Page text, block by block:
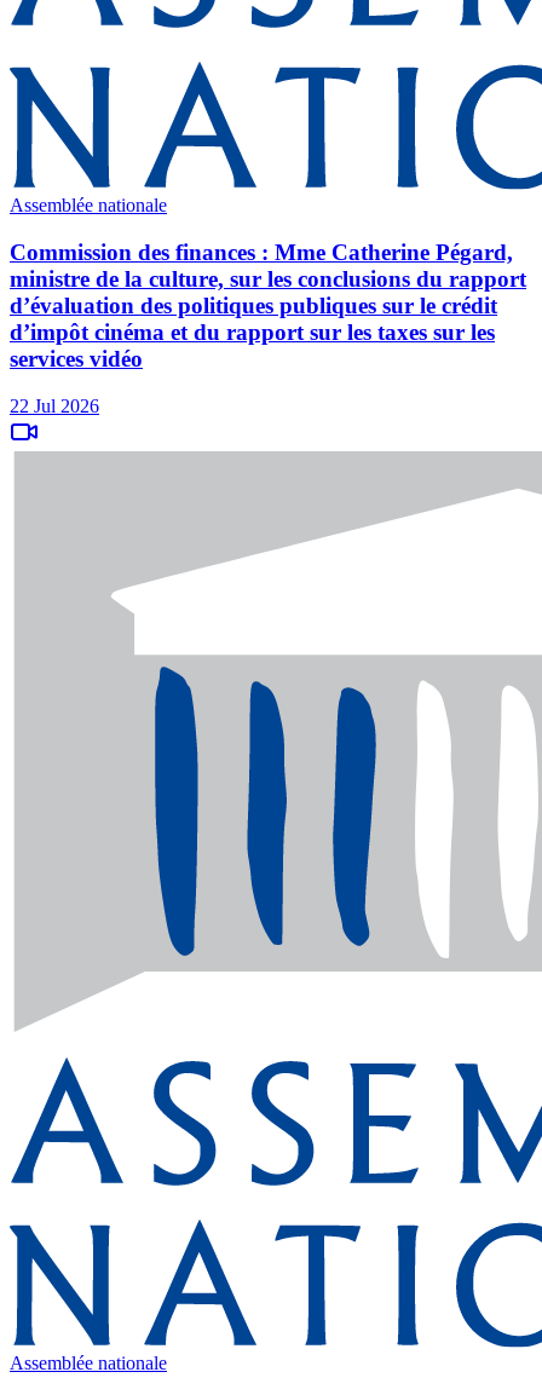
Assemblée nationale
Commission des finances : Mme Catherine Pégard,
ministre de la culture, sur les conclusions du rapport
d’évaluation des politiques publiques sur le crédit
d’impôt cinéma et du rapport sur les taxes sur les
services vidéo
22 Jul 2026
Assemblée nationale